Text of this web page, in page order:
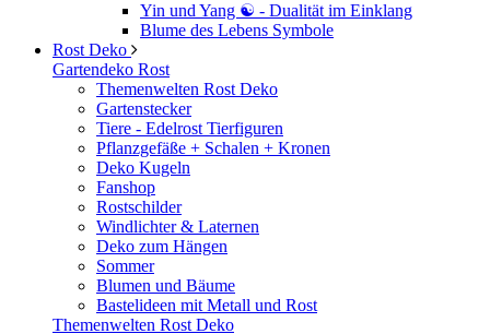
Yin und Yang ☯ - Dualität im Einklang
Blume des Lebens Symbole
Rost Deko
Gartendeko Rost
Themenwelten Rost Deko
Gartenstecker
Tiere - Edelrost Tierfiguren
Pflanzgefäße + Schalen + Kronen
Deko Kugeln
Fanshop
Rostschilder
Windlichter & Laternen
Deko zum Hängen
Sommer
Blumen und Bäume
Bastelideen mit Metall und Rost
Themenwelten Rost Deko